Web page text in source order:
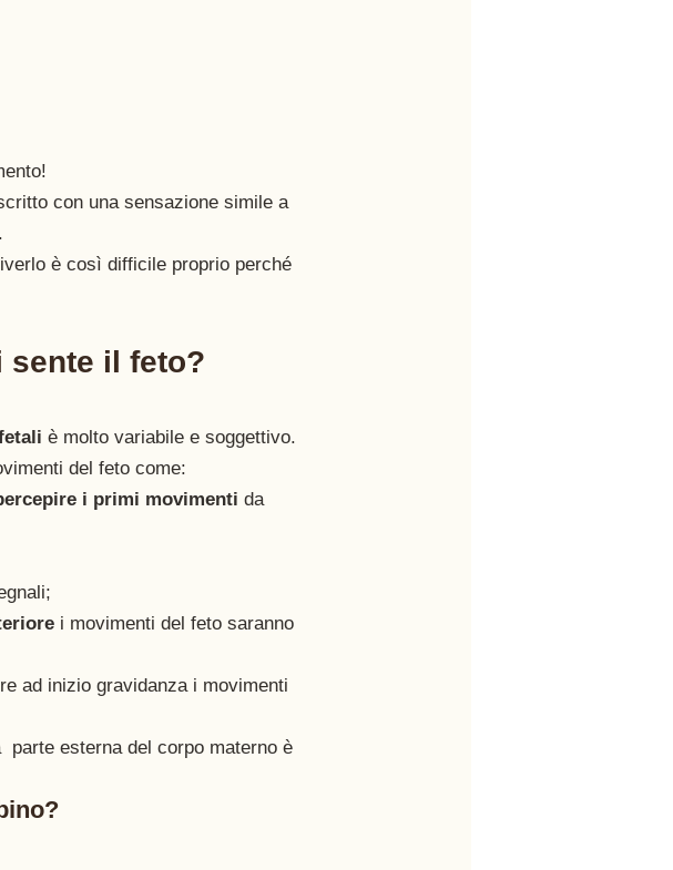
con una sensazione simile a
è così difficile proprio perché
sente il feto?
è molto variabile e soggettivo.
del feto come:
i primi movimenti da
i movimenti del feto saranno
ad inizio gravidanza i movimenti
esterna del corpo materno è